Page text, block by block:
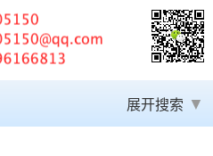
展开搜索